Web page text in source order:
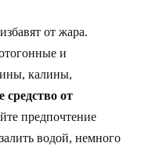
от жара.
и
калины,
средство от
предпочтение
водой, немного